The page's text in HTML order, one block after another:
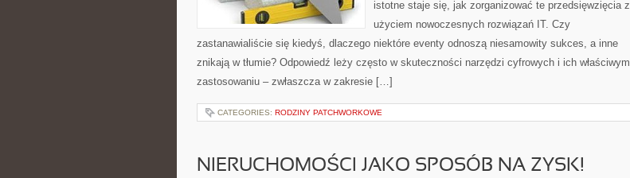
istotne staje się, jak zorganizować te przedsięwzięcia z
użyciem nowoczesnych rozwiązań IT. Czy
zastanawialiście się kiedyś, dlaczego niektóre eventy odnoszą niesamowity sukces, a inne
znikają w tłumie? Odpowiedź leży często w skuteczności narzędzi cyfrowych i ich właściwym
zastosowaniu – zwłaszcza w zakresie […]
CATEGORIES: RODZINY PATCHWORKOWE
NIERUCHOMOŚCI JAKO SPOSÓB NA ZYSK!